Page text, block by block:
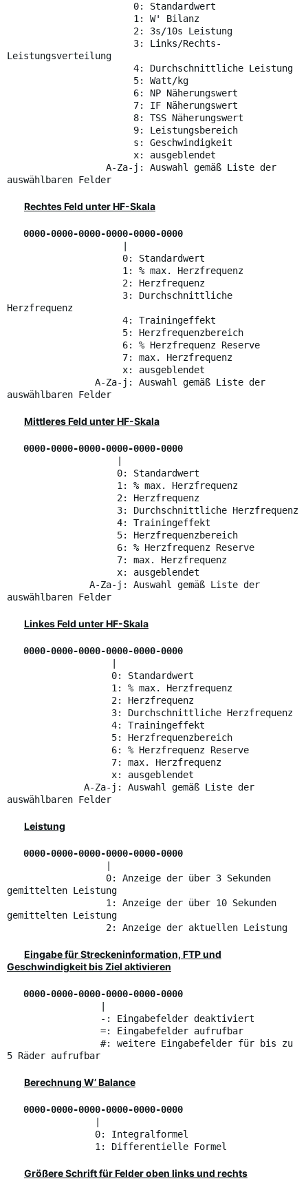
0: Standardwert
1: W' Bilanz
2: 3s/10s Leistung
3: Links/Rechts-
Leistungsverteilung
4: Durchschnittliche Leistung
5: Watt/kg
6: NP Näherungswert
7: IF Näherungswert
8: TSS Näherungswert
9: Leistungsbereich
s: Geschwindigkeit
x: ausgeblendet
A-Za-j: Auswahl gemäß Liste der
auswählbaren Felder
Rechtes Feld unter HF-Skala
0000-0000-0000-0000-0000-0000
0: Standardwert
1: % max. Herzfrequenz
2: Herzfrequenz
3: Durchschnittliche
Herzfrequenz
4: Trainingeffekt
5: Herzfrequenzbereich
6: % Herzfrequenz Reserve
7: max. Herzfrequenz
x: ausgeblendet
A-Za-j: Auswahl gemäß Liste der
auswählbaren Felder
Mittleres Feld unter HF-Skala
0000-0000-0000-0000-0000-0000
0: Standardwert
1: % max. Herzfrequenz
2: Herzfrequenz
3: Durchschnittliche Herzfrequenz
4: Trainingeffekt
5: Herzfrequenzbereich
6: % Herzfrequenz Reserve
7: max. Herzfrequenz
x: ausgeblendet
A-Za-j: Auswahl gemäß Liste der
auswählbaren Felder
Linkes Feld unter HF-Skala
0000-0000-0000-0000-0000-0000
0: Standardwert
1: % max. Herzfrequenz
2: Herzfrequenz
3: Durchschnittliche Herzfrequenz
4: Trainingeffekt
5: Herzfrequenzbereich
6: % Herzfrequenz Reserve
7: max. Herzfrequenz
x: ausgeblendet
A-Za-j: Auswahl gemäß Liste der
auswählbaren Felder
Leistung
0000-0000-0000-0000-0000-0000
0: Anzeige der über 3 Sekunden
gemittelten Leistung
1: Anzeige der über 10 Sekunden
gemittelten Leistung
2: Anzeige der aktuellen Leistung
Eingabe für Streckeninformation, FTP und
Geschwindigkeit bis Ziel aktivieren
0000-0000-0000-0000-0000-0000
-: Eingabefelder deaktiviert
=: Eingabefelder aufrufbar
#: weitere Eingabefelder für bis zu
5 Räder aufrufbar
Berechnung W’ Balance
0000-0000-0000-0000-0000-0000
0: Integralformel
1: Differentielle Formel
Größere Schrift für Felder oben links und rechts